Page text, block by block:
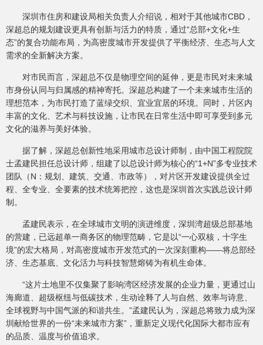
深圳市住房和建设局相关负责人介绍说，相对于其他城市CBD，
深超总的规划建设更具有创新与活力的特质，通过“总部+文化+生
态”的复合功能布局，为高密度城市开发提供了平衡经济、生态与人文
需求的全新解决方案。
对市民而言，深超总不仅是物理空间的延伸，更是市民对未来城
市身份认同与归属感的精神寄托。深超总构建了一个未来城市生活的
理想范本，为市民打造了蓝绿交织、宜业宜居的环境。同时，片区内
丰富的文化、艺术与科技设施，让市民在日常生活中即可享受到多元
文化的滋养与美好体验。
据了解，深超总创新性地采用城市总设计师制，由中国工程院院
士孟建民担任总设计师，组建了以总设计师为核心的“1+N”多专业技术
团队（N：规划、建筑、交通、市政等），对片区开发建设提供全过
程、全专业、全要素的技术统筹把控，这也是深圳首次实践总设计师
制。
孟建民表示，在全球城市文明的演进维度，深圳湾超级总部基地
的营建，已远超单一商务区的物理范畴，它是以“一心双核，十字生
境”的宏大格局，对高密度城市开发范式的一次深刻重构——将总部经
济、生态基底、文化活力与科技智慧熔铸为有机生命体。
“这片土地里不仅集聚了影响湾区经济发展的企业力量，更通过山
海廊道、超级枢纽与低碳技术，生动诠释了人与自然、效率与诗意、
全球视野与中国气派的和谐共生。”孟建民认为，深超总将致力成为深
圳献给世界的一份“未来城市方案”，重新定义现代化国际大都市应有
的品质、温度与价值追求。